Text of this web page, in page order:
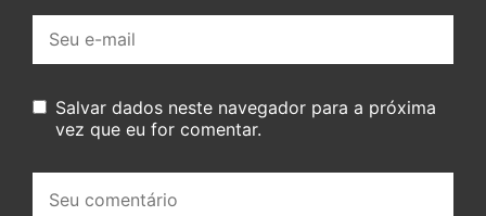
mail:
Salvar dados neste navegador para a próxima
vez que eu for comentar.
comentário: